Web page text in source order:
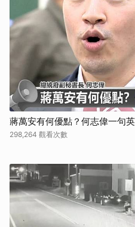
蔣萬安有何優點？何志偉一句
298,264 觀看次數